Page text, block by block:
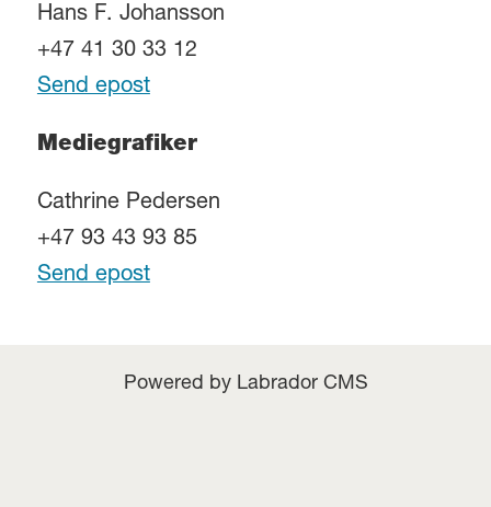
Hans F. Johansson
+47 41 30 33 12
Send epost
Mediegrafiker
Cathrine Pedersen
+47 93 43 93 85
Send epost
Powered by Labrador CMS